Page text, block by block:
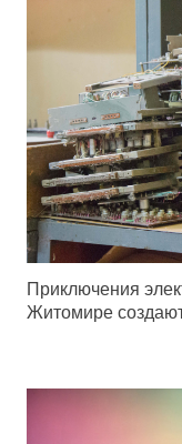
Приключения
Житомире